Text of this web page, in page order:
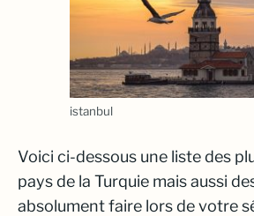
istanbul
Voici ci-dessous une liste des
pays de la Turquie mais aussi
absolument faire lors de votre